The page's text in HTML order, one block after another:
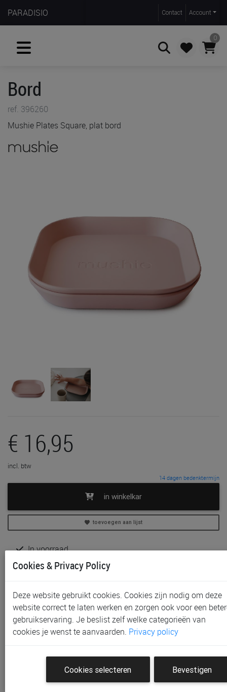
PARADISIO Contact Account
0
Bord
ref. 396260
Mushie Plates Square, plat bord
€ 16,95
incl. btw
14 dagen bedenktermijn
in winkelkar
toevoegen aan lijst
In voorraad
Gratis (en direct) af te halen in onze
Gent, Sint-Niklaas en Waregem
Productinformatie & specificaties
Voorraad bij Paradisio
Klantenbeoordelingen
Schrijf de eerste beoordeling
Cookies & Privacy Policy
Deze website gebruikt cookies. Cookies zijn nodig om deze
website correct te laten werken en zorgen ook voor een
gebruikservaring. Je beslist zelf welke categorieën van
cookies je wenst te aanvaarden. Privacy policy
Cookies selecteren Bevestigen